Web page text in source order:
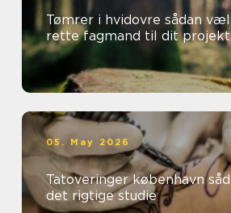
Tømrer i hvidovre sådan vælger du den
rette fagmand til dit projekt
05. May 2026
Tatoveringer københavn sådan vælger du
det rigtige studie